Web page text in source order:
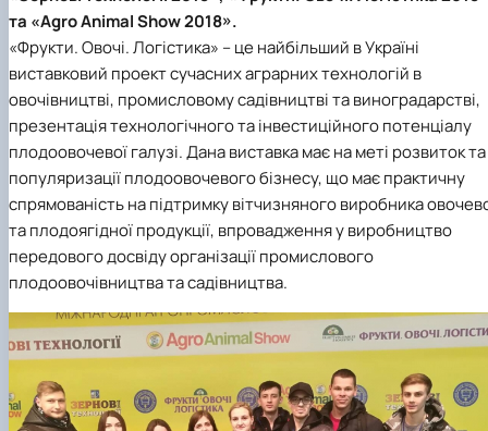
Проєкт «Розвиток лідерських навичок жінок
та мереж для забезпечення рівності у …
та «Agro Animal Show 2018».
«Фрукти. Овочі. Логістика» – це найбільший в Україні
виставковий проект сучасних аграрних технологій в
овочівництві, промисловому садівництві та виноградарстві,
презентація технологічного та інвестиційного потенціалу
плодоовочевої галузі. Дана виставка має на меті розвиток та
популяризації плодоовочевого бізнесу, що має практичну
спрямованість на підтримку вітчизняного виробника
та плодоягідної продукції, впровадження у виробництво
передового досвіду організації промислового
плодоовочівництва та садівництва.